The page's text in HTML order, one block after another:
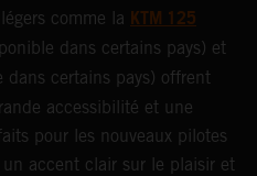
comme la KTM 125
dans certains pays) et
dans certains pays) offrent
accessibilité et une
pour les nouveaux pilotes
accent clair sur le plaisir et